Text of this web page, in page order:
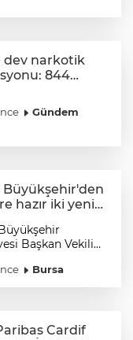
dev narkotik
844
Gündem
Büyükşehir'den
hazır iki yeni
Başkan Vekili
planı kapsamında
ekiplerince
‘mobil şarj
Bursa
Cardif